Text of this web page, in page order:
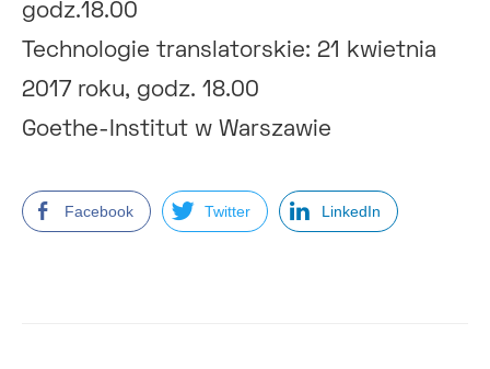
godz.18.00
Technologie translatorskie: 21 kwietnia
2017 roku, godz. 18.00
Goethe-Institut w Warszawie
Facebook Twitter LinkedIn